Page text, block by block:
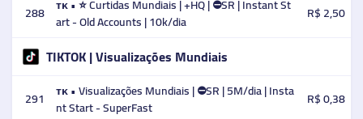
288 ᴛᴋ • ⭐️ Curtidas Mundiais | +HQ | ⛔SR | Instant St
art - Old Accounts | 10k/dia
R$ 2,50
TIKTOK | Visualizações Mundiais
291
ᴛᴋ • Visualizações Mundiais | ⛔SR | 5M/dia | Insta
nt Start - SuperFast
R$ 0,38